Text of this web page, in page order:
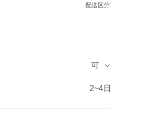
配送区分:
可
2~4日